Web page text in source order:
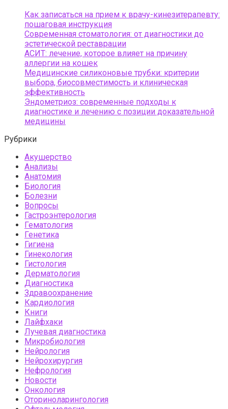
Как записаться на прием к врачу-кинезитерапевту:
пошаговая инструкция
Современная стоматология: от диагностики до
эстетической реставрации
АСИТ: лечение, которое влияет на причину
аллергии на кошек
Медицинские силиконовые трубки: критерии
выбора, биосовместимость и клиническая
эффективность
Эндометриоз: современные подходы к
диагностике и лечению с позиции доказательной
медицины
Рубрики
Акушерство
Анализы
Анатомия
Биология
Болезни
Вопросы
Гастроэнтерология
Гематология
Генетика
Гигиена
Гинекология
Гистология
Дерматология
Диагностика
Здравоохранение
Кардиология
Книги
Лайфхаки
Лучевая диагностика
Микробиология
Нейрология
Нейрохирургия
Нефрология
Новости
Онкология
Оториноларингология